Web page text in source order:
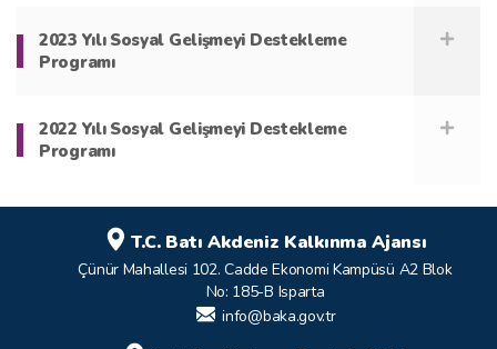
2023 Yılı Sosyal Gelişmeyi Destekleme
Programı
2022 Yılı Sosyal Gelişmeyi Destekleme
Programı
T.C. Batı Akdeniz Kalkınma Ajansı
Çünür Mahallesi 102. Cadde Ekonomi Kampüsü A2 Blok
No: 185-B Isparta
info@baka.gov.tr